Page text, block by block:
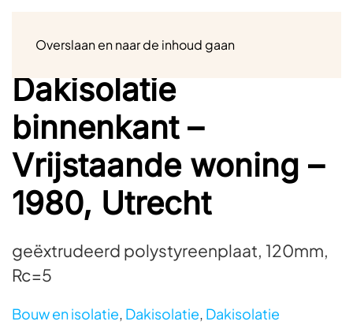
Overslaan en naar de inhoud gaan
Dakisolatie
binnenkant –
Vrijstaande woning –
1980, Utrecht
geëxtrudeerd polystyreenplaat, 120mm,
Rc=5
Bouw en isolatie, Dakisolatie, Dakisolatie